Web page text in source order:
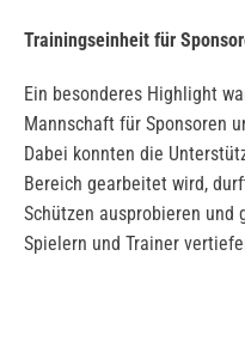
Trainingseinheit für
Ein besonderes Highlight
Mannschaft für Sponsoren
Dabei konnten die
Bereich gearbeitet wird,
Schützen ausprobieren
Spielern und Trainer